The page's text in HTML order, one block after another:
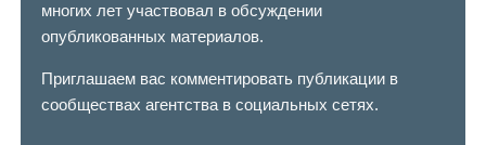
многих лет участвовал в обсуждении
опубликованных материалов.
Приглашаем вас комментировать публикации в
сообществах агентства в социальных сетях.